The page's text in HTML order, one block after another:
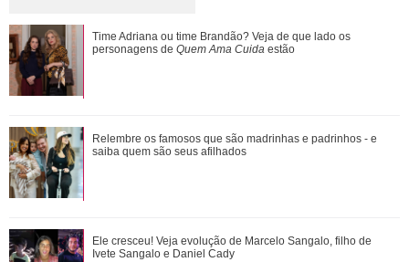
Cristiano Ronaldo deixa comentário exaltando a noiva em
vídeo de Márcia Goldschmidt; enten...
De Wicked a Petal... Entenda a polêmica que motivou pausa
na carreira de Ariana Grande
Agrado e Eduarda são prejudicadas pela proximidade com
João Raul. Saiba o que vai acontece...
Time Adriana ou time Brandão? Veja de que lado os
personagens de Quem Ama Cuida estão
Relembre os famosos que são madrinhas e padrinhos - e
saiba quem são seus afilhados
Ele cresceu! Veja evolução de Marcelo Sangalo, filho de
Ivete Sangalo e Daniel Cady